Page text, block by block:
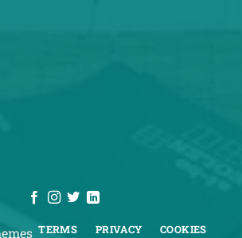
TERMS PRIVACY COOKIES